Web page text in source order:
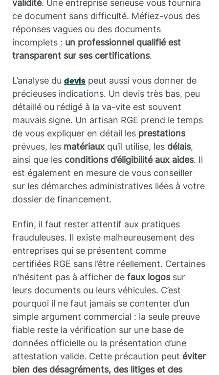
validité. Une entreprise sérieuse vous fournira
ce document sans difficulté. Méfiez-vous des
réponses vagues ou des documents
incomplets : un professionnel qualifié est
transparent sur ses certifications.
L’analyse du devis peut aussi vous donner de
précieuses indications. Un devis très bas, peu
détaillé ou rédigé à la va-vite est souvent
mauvais signe. Un artisan RGE prend le temps
de vous expliquer en détail les prestations
prévues, les matériaux qu’il utilise, les délais,
ainsi que les conditions d’éligibilité aux aides. Il
est également en mesure de vous conseiller
sur les démarches administratives liées à votre
dossier de financement.
Enfin, il faut rester attentif aux pratiques
frauduleuses. Il existe malheureusement des
entreprises qui se présentent comme
certifiées RGE sans l’être réellement. Certaines
n’hésitent pas à afficher de faux logossur
leurs documents ou leurs véhicules. C’est
pourquoi il ne faut jamais se contenter d’un
simple argument commercial : la seule preuve
fiable reste la vérification sur une base de
données officielle ou la présentation d’une
attestation valide. Cette précaution peut éviter
bien des désagréments, des litiges et des